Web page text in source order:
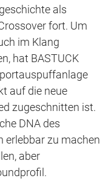
als
fort. Um
im Klang
hat BASTUCK
auf die neue
zugeschnitten ist.
DNA des
erlebbar zu machen
aber